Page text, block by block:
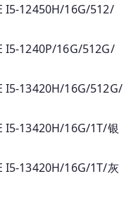
I5-12450H/16G/512/
I5-1240P/16G/512G/
I5-13420H/16G/512G/
I5-13420H/16G/1T/银
I5-13420H/16G/1T/灰